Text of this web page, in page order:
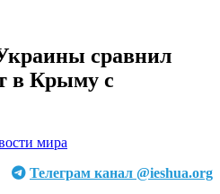
сравнил
в Крыму с
мира
Телеграм канал @ieshua.org